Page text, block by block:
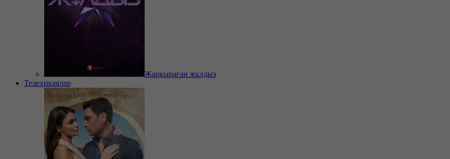
Жарқыраған жұлдыз
Телехикаялар